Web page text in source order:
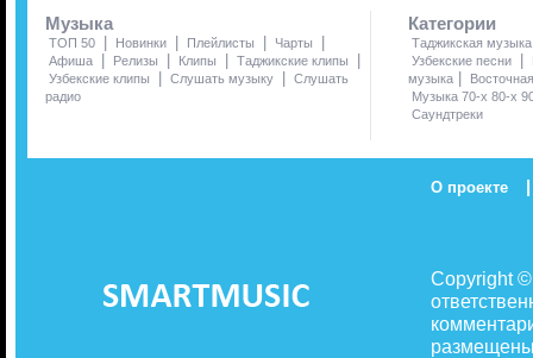
Музыка
ТОП 50 | Новинки | Плейлисты | Чарты |
Афиша | Релизы | Клипы | Таджикские клипы |
Узбекские клипы | Слушать музыку | Слушать
радио
Категории
Таджикская музыка
Узбекские песни
|
музыка |
Музыка 70-х 80-х
Саундтреки
О проекте |
Copyright
размещены